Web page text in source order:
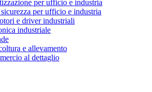
per ufficio e industria
per ufficio e industria
e driver industriali
industriale
e allevamento
al dettaglio